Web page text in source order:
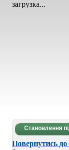
загрузка...
Становлення
Повернутись до